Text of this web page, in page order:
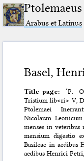
Ptolemaeus
Arabus et Latinus
Basel,
Title page:
‘P.
Tristium lib<ri> V,
Ptolemaei
Nicolaum
menses in veteribus
mensium digestio
Basileae in aedibus
aedibus Henrici